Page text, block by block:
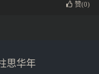
赞(0)
思华年